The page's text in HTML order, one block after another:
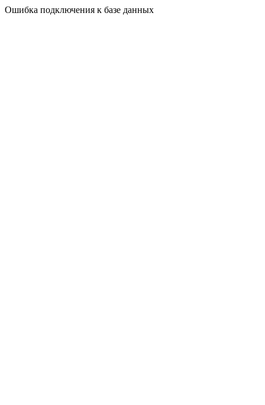
Ошибка подключения к базе данных